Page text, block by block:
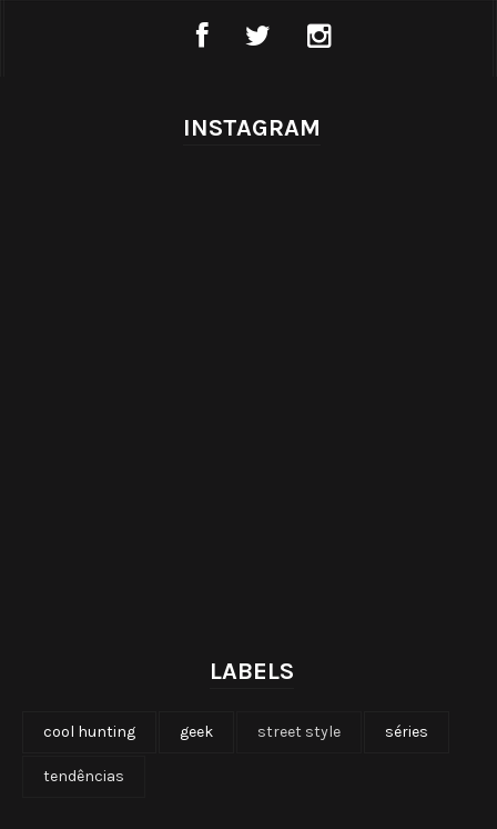
INSTAGRAM
LABELS
cool hunting geek street style séries
tendências